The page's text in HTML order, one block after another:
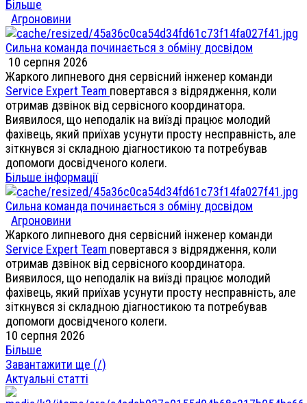
Більше
Агроновини
Сильна команда починається з обміну досвідом
10 серпня 2026
Жаркого липневого дня сервісний інженер команди
Service Expert Team повертався з відрядження, коли
отримав дзвінок від сервісного координатора.
Виявилося, що неподалік на виїзді працює молодий
фахівець, який приїхав усунути просту несправність, але
зіткнувся зі складною діагностикою та потребував
допомоги досвідченого колеги.
Більше інформації
Сильна команда починається з обміну досвідом
Агроновини
Жаркого липневого дня сервісний інженер команди
Service Expert Team повертався з відрядження, коли
отримав дзвінок від сервісного координатора.
Виявилося, що неподалік на виїзді працює молодий
фахівець, який приїхав усунути просту несправність, але
зіткнувся зі складною діагностикою та потребував
допомоги досвідченого колеги.
10 серпня 2026
Більше
Завантажити ще (/)
Актуальні статті